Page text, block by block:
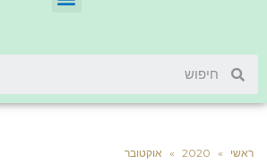
ראשי »
2020
» אוקטובר